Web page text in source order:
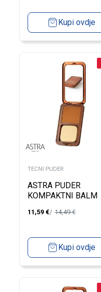
Kupi ovdje
TECNI PUDER
ASTRA PUDER
KOMPAKTNI BALM
11,59 € 14,49€
Kupi ovdje